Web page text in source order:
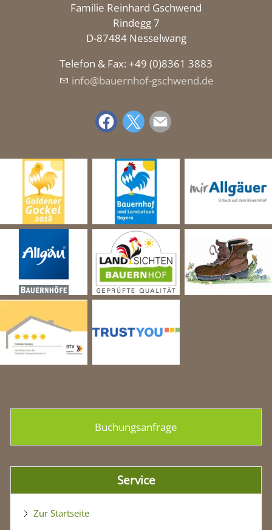
Familie Reinhard Gschwend
Rindegg 7
D-87484 Nesselwang
Telefon & Fax: +49 (0)8361 3883
nf
b rnh f-gschw nd d
Buchungsanfrage
Service
Zur Startseite